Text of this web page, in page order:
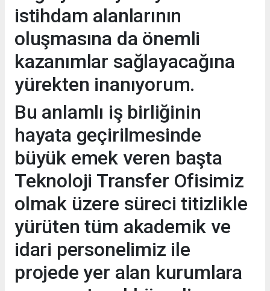
istihdam alanlarının
oluşmasına da önemli
kazanımlar sağlayacağına
yürekten inanıyorum.
Bu anlamlı iş birliğinin
hayata geçirilmesinde
büyük emek veren başta
Teknoloji Transfer Ofisimiz
olmak üzere süreci titizlikle
yürüten tüm akademik ve
idari personelimiz ile
projede yer alan kurumlara